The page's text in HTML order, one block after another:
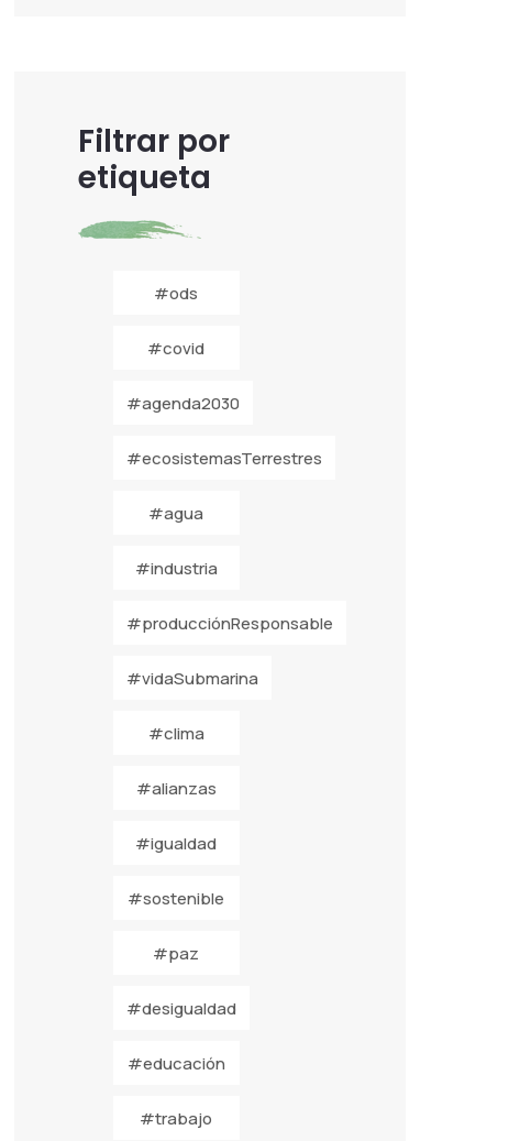
Filtrar por
etiqueta
#ods
#covid
#agenda2030
#ecosistemasTerrestres
#agua
#industria
#producciónResponsable
#vidaSubmarina
#clima
#alianzas
#igualdad
#sostenible
#paz
#desigualdad
#educación
#trabajo